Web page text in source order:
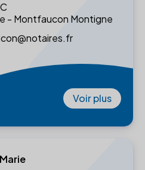
- Montfaucon Montigne
Voir plus